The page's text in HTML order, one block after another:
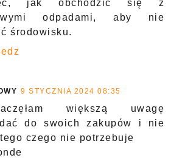
jak obchodzić się z
odpadami, aby nie
środowisku.
9 STYCZNIA 2024 08:35
większą uwagę
do swoich zakupów i nie
czego nie potrzebuje